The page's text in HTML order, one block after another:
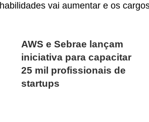
habilidades vai aumentar e os
AWS e Sebrae lançam
iniciativa para capacitar
25 mil profissionais de
startups